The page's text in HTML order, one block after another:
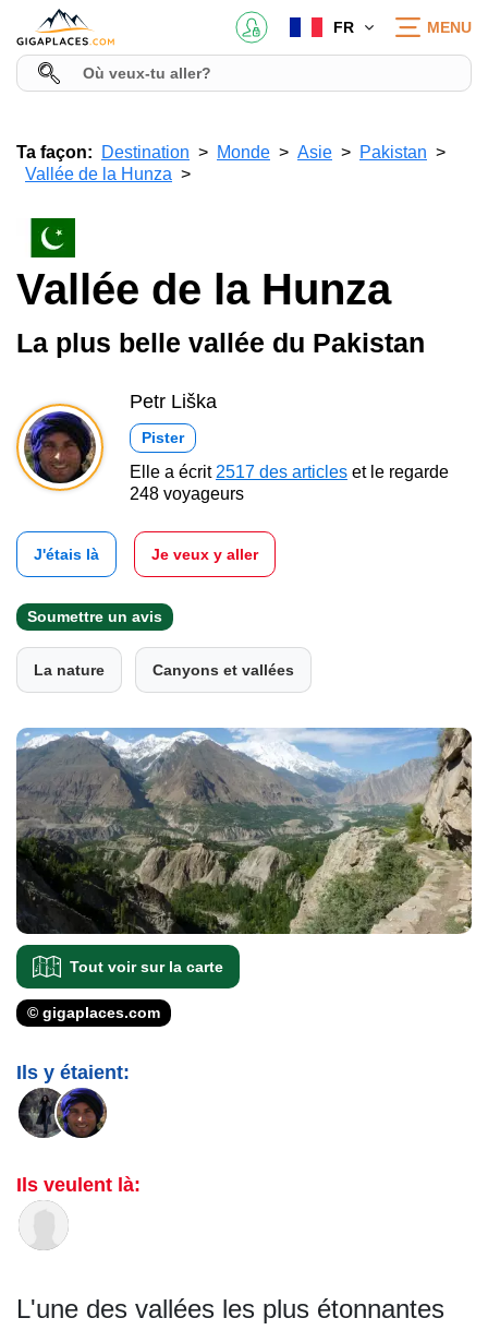
FR MENU
Ta façon: Destination Monde Asie
Pakistan
Vallée de la Hunza
Vallée de la Hunza
La plus belle vallée du Pakistan
Petr Liška
Pister
Elle a écrit 2517 des articles et le regarde
248 voyageurs
J'étais là Je veux y aller
Soumettre un avis
La nature Canyons et vallées
Tout voir sur la carte
© gigaplaces.com
Ils y étaient:
Ils veulent là:
L'une des vallées les plus étonnantes